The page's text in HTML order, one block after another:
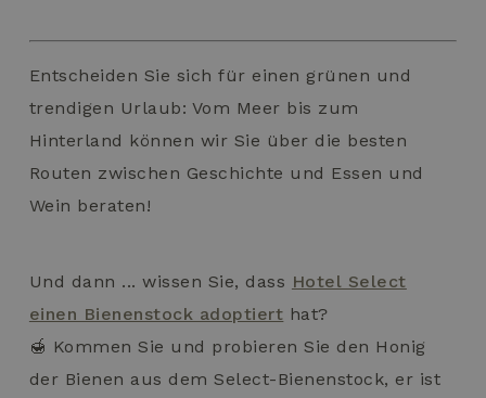
Entscheiden Sie sich für einen grünen und
trendigen Urlaub: Vom Meer bis zum
Hinterland können wir Sie über die besten
Routen zwischen Geschichte und Essen und
Wein beraten!
Und dann ... wissen Sie, dass Hotel Select
einen Bienenstock adoptiert hat?
🍯 Kommen Sie und probieren Sie den Honig
der Bienen aus dem Select-Bienenstock, er ist